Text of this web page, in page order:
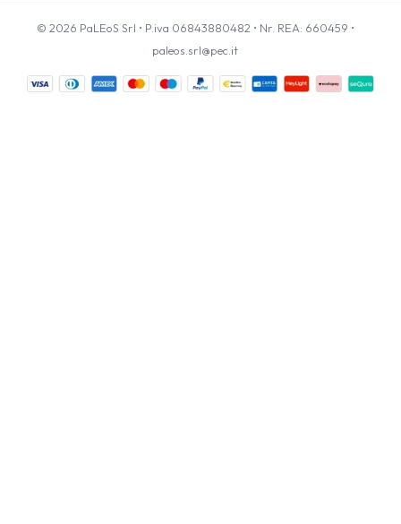
© 2026 PaLEoS Srl • P.iva 06843880482 • Nr. REA: 660459 •
paleos.srl@pec.it